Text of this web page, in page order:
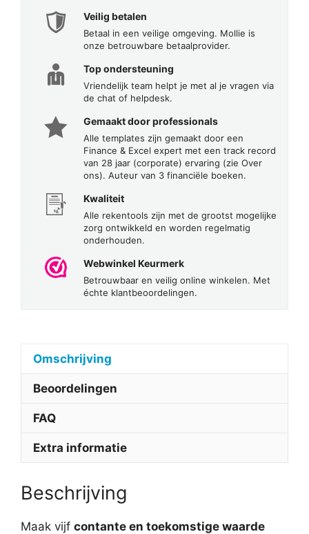
Veilig betalen
Betaal in een veilige omgeving. Mollie is
onze betrouwbare betaalprovider.
Top ondersteuning
Vriendelijk team helpt je met al je vragen via
de chat of helpdesk.
Gemaakt door professionals
Alle templates zijn gemaakt door een
Finance & Excel expert met een track record
van 28 jaar (corporate) ervaring (zie Over
ons). Auteur van 3 financiële boeken.
Kwaliteit
Alle rekentools zijn met de grootst mogelijke
zorg ontwikkeld en worden regelmatig
onderhouden.
Webwinkel Keurmerk
Betrouwbaar en veilig online winkelen. Met
échte klantbeoordelingen.
Omschrijving
Beoordelingen
FAQ
Extra informatie
Beschrijving
Maak vijf contante en toekomstige waarde